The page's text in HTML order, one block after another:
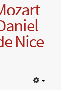
Nice